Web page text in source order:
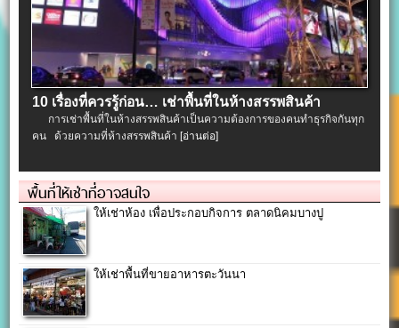
10 เรื่องที่ควรรู้ก่อน… เช่าพื้นที่ในห้างสรรพสินค้า
การเช่าพื้นที่ในห้างสรรพสินค้าเป็นความต้องการของคนทำธุรกิจกันทุก
คน ด้วยความที่ห้างสรรพสินค้า [อ่านต่อ]
พื้นที่ให้เช่าที่อาจสนใจ
ให้เช่าห้อง เพื่อประกอบกิจการ ตลาดนิคมบางปู
ให้เช่าพื้นที่ขายอาหารตะวันนา